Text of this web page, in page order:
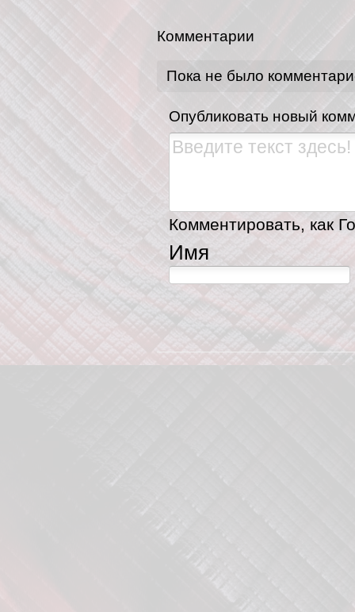
Комментарии
Пока не было
Опубликовать новый
Комментировать, как
Имя